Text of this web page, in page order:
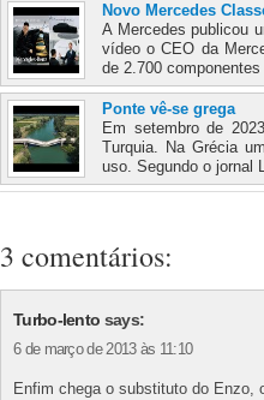
Novo Mercedes
A Mercedes publicou
vídeo o CEO da
de 2.700
Ponte vê-se grega
Em setembro de
Turquia. Na Grécia
uso. Segundo o jornal
3 comentários:
Turbo-lento says:
6 de março de 2013 às 11:10
Enfim chega o substituto do Enzo,